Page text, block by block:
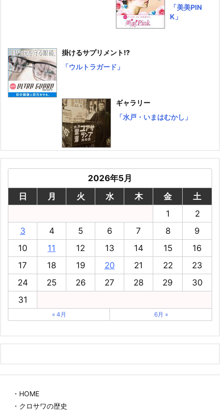
「美美PIN
K」
掛けるサプリメント⁉
「ウルトラガード」
ギャラリー
「水戸・いまはむかし」
2026年5月
日
月 火 水 木 金
土
1
2
3
4 5 6 7 8
9
10
11 12 13 14 15
16
17
18 19 20 21 22
23
24
25 26 27 28 29
30
31
« 4月 6月 »
・HOME
・クロサワの歴史